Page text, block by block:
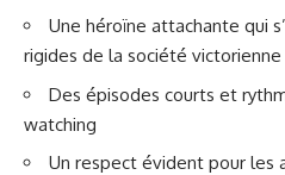
Une héroïne attachante qui
rigides de la société victorienne
Des épisodes courts et
watching
Un respect évident pour les